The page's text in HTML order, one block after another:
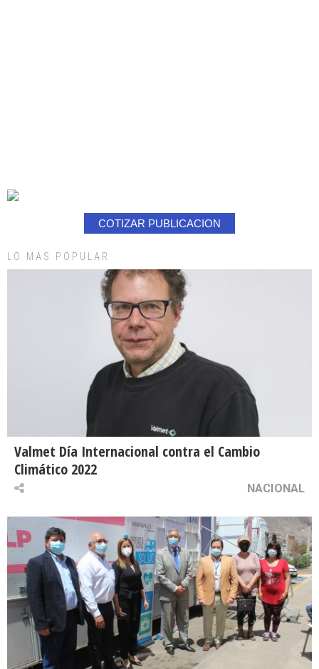
COTIZAR PUBLICACION
LO MAS POPULAR
Valmet Día Internacional contra el Cambio
Climático 2022
NACIONAL